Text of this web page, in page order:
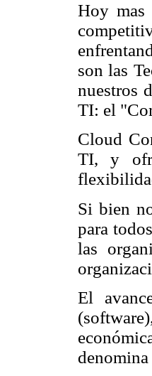
Hoy mas
son las
nuestros
TI: el
Cloud
TI, y
Si bien
para
las
El